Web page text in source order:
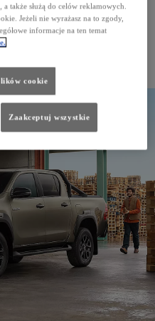
a także służą do celów reklamowych.
Jeżeli nie wyrażasz na to zgody,
informacje na ten temat
cookie
Zaakceptuj wszystkie